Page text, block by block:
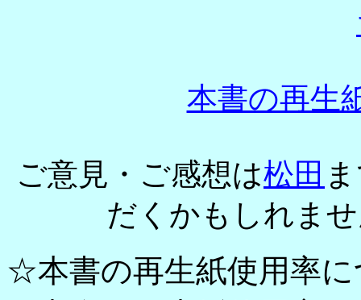
本書の再生
ご意見・ご感想は松田
だくかもしれま
☆本書の再生紙使用率